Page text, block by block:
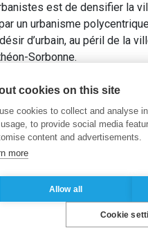
est de densifier la
un urbanisme
d’urbain, au péril de la
Sorbonne.
cookies on this site
cookies to collect and analyse
to provide social media
content and advertisements.
more
Allow all
Cookie